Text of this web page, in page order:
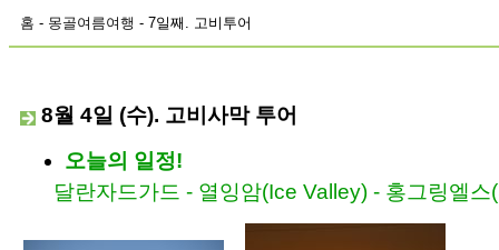
홈 - 몽골여름여행 - 7일째. 고비투어
8월 4일 (수). 고비사막 투어
오늘의 일정!
달란자드가드 - 열잉암(Ice Valley) - 홍그링엘